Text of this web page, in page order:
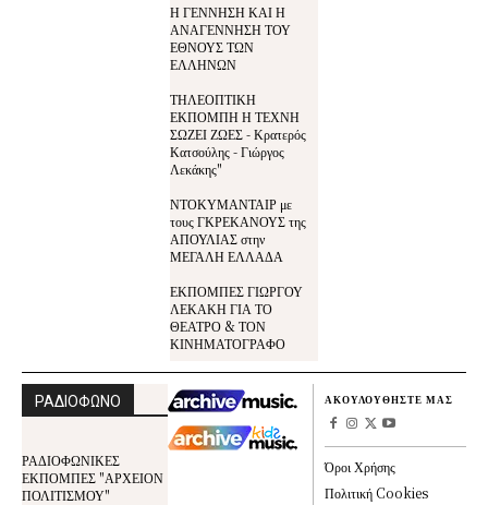
Η ΓΕΝΝΗΣΗ ΚΑΙ Η
ΑΝΑΓΕΝΝΗΣΗ ΤΟΥ
ΕΘΝΟΥΣ ΤΩΝ
ΕΛΛΗΝΩΝ
ΤΗΛΕΟΠΤΙΚΗ
ΕΚΠΟΜΠΗ Η ΤΕΧΝΗ
ΣΩΖΕΙ ΖΩΕΣ - Κρατερός
Κατσούλης - Γιώργος
Λεκάκης"
ΝΤΟΚΥΜΑΝΤΑΙΡ με
τους ΓΚΡΕΚΑΝΟΥΣ της
ΑΠΟΥΛΙΑΣ στην
ΜΕΓΑΛΗ ΕΛΛΑΔΑ
ΕΚΠΟΜΠΕΣ ΓΙΩΡΓΟΥ
ΛΕΚΑΚΗ ΓΙΑ ΤΟ
ΘΕΑΤΡΟ & ΤΟΝ
ΚΙΝΗΜΑΤΟΓΡΑΦΟ
ΡΑΔΙΟΦΩΝΟ
ΡΑΔΙΟΦΩΝΙΚΕΣ
ΕΚΠΟΜΠΕΣ "ΑΡΧΕΙΟΝ
ΠΟΛΙΤΙΣΜΟΥ"
ΑΚΟΥΛΟΥΘΗΣΤΕ ΜΑΣ
Όροι Χρήσης
Πολιτική Cookies